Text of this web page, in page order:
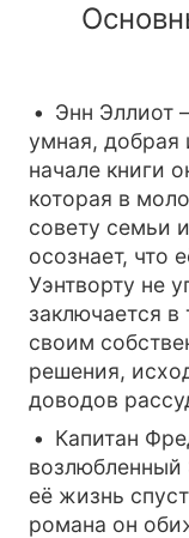
Энн Эллиот
умная, добрая
начале книги
которая в
совету семьи
осознает, что
Уэнтворту не
заключается в
своим
решения,
доводов
Капитан
возлюбленный
её жизнь
романа он